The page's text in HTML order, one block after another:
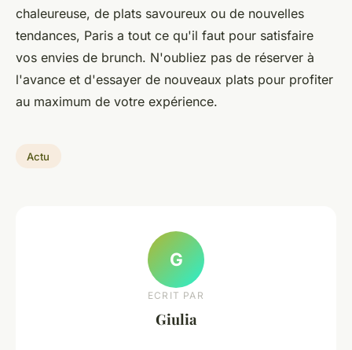
chaleureuse, de plats savoureux ou de nouvelles
tendances, Paris a tout ce qu'il faut pour satisfaire
vos envies de brunch. N'oubliez pas de réserver à
l'avance et d'essayer de nouveaux plats pour profiter
au maximum de votre expérience.
Actu
G
ECRIT PAR
Giulia